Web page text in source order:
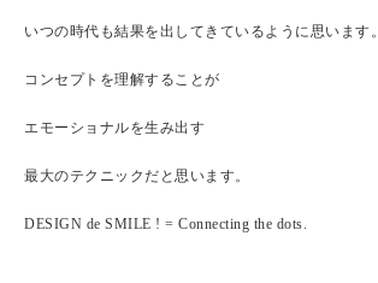
いつの時代も結果を出してきているように思います。
コンセプトを理解することが
エモーショナルを生み出す
最大のテクニックだと思います。
DESIGN de SMILE ! = Connecting the dots.